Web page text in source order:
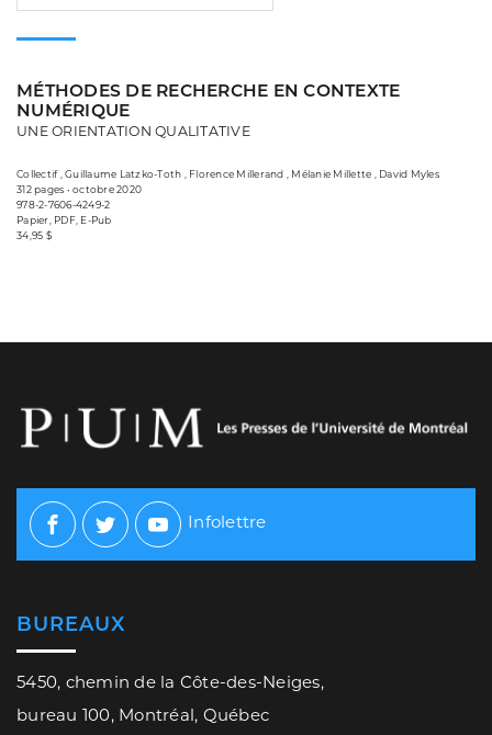
MÉTHODES DE RECHERCHE EN CONTEXTE
NUMÉRIQUE
UNE ORIENTATION QUALITATIVE
Collectif , Guillaume Latzko-Toth , Florence Millerand , Mélanie Millette , David Myles
312 pages • octobre 2020
978-2-7606-4249-2
Papier, PDF, E-Pub
34,95 $
Facebook
TwitterYoutube
Infolettre
BUREAUX
5450, chemin de la Côte-des-Neiges,
bureau 100, Montréal, Québec